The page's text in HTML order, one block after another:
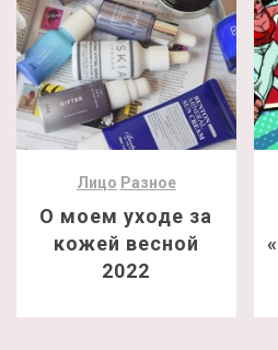
Лицо Разное
О моем уходе за
кожей весной
2022